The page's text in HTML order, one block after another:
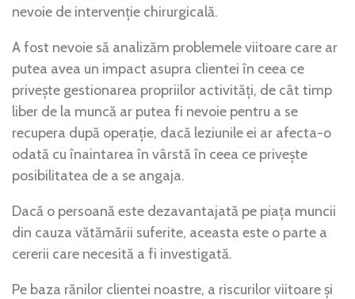
nevoie de intervenție chirurgicală.
A fost nevoie să analizăm problemele viitoare care ar
putea avea un impact asupra clientei în ceea ce
privește gestionarea propriilor activități, de cât timp
liber de la muncă ar putea fi nevoie pentru a se
recupera după operație, dacă leziunile ei ar afecta-o
odată cu înaintarea în vârstă în ceea ce privește
posibilitatea de a se angaja.
Dacă o persoană este dezavantajată pe piața muncii
din cauza vătămării suferite, aceasta este o parte a
cererii care necesită a fi investigată.
Pe baza rănilor clientei noastre, a riscurilor viitoare și